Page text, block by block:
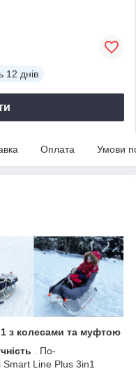
12 днів
Оплата Умови
з колесами та муфтою
. По-
Smart Line Plus 3in1